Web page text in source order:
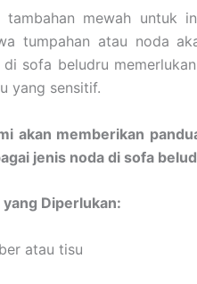
tambahan mewah untuk
tumpahan atau noda
di sofa beludru
yang sensitif.
akan memberikan
jenis noda di sofa
yang Diperlukan:
atau tisu